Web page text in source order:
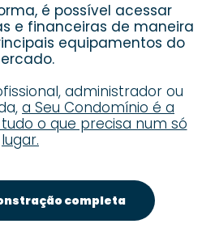
é possível acessar
e financeiras de maneira
equipamentos do
administrador ou
a Seu Condomínio é a
o que precisa num só
lugar.
completa